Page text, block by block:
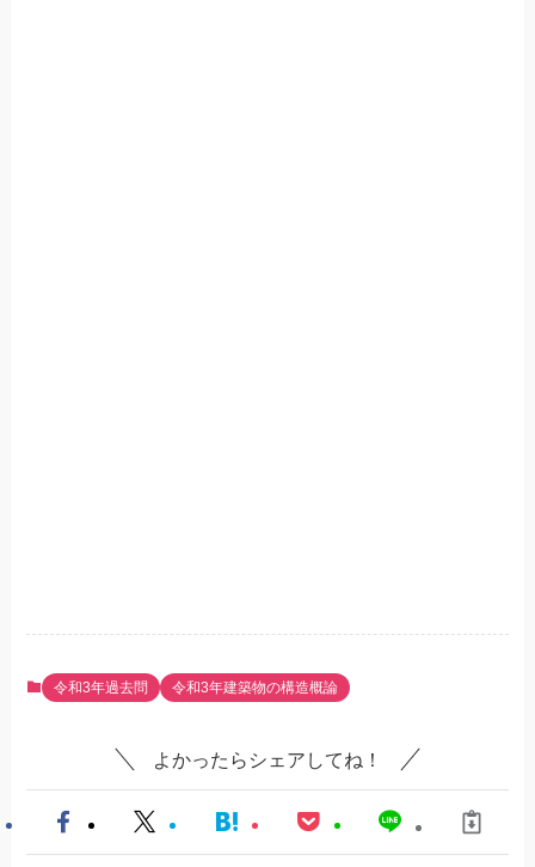
令和3年過去問 令和3年建築物の構造概論
よかったらシェアしてね！